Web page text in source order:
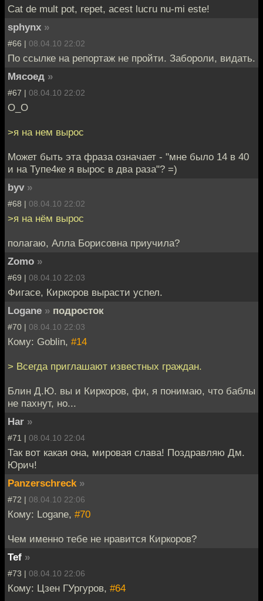
Cat de mult pot, repet, acest lucru nu-mi este!
sphynx »
#66 | 08.04.10 22:02
По ссылке на репортаж не пройти. Забороли, видать.
Мясоед »
#67 | 08.04.10 22:02
О_О
>я на нем вырос
Может быть эта фраза означает - "мне было 14 в 40
и на Тупе4ке я вырос в два раза"? =)
byv »
#68 | 08.04.10 22:02
>я на нём вырос
полагаю, Алла Борисовна приучила?
Zomo »
#69 | 08.04.10 22:03
Фигасе, Киркоров вырасти успел.
Logane » подросток
#70 | 08.04.10 22:03
Кому: Goblin, #14
> Всегда приглашают известных граждан.
Блин Д.Ю. вы и Киркоров, фи, я понимаю, что баблы
не пахнут, но...
Har »
#71 | 08.04.10 22:04
Так вот какая она, мировая слава! Поздравляю Дм.
Юрич!
Panzerschreck »
#72 | 08.04.10 22:06
Кому: Logane, #70
Чем именно тебе не нравится Киркоров?
Tef »
#73 | 08.04.10 22:06
Кому: Цзен ГУргуров, #64